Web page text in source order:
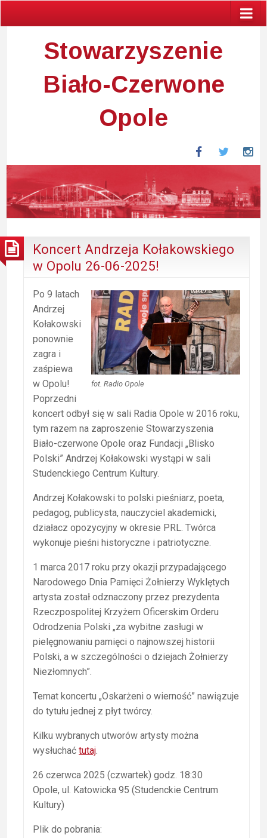
Stowarzyszenie
Biało-Czerwone
Opole
FacebookTwitter
Koncert Andrzeja Kołakowskiego
w Opolu 26-06-2025!
fot. Radio Opole
Po 9 latach
Andrzej
Kołakowski
ponownie
zagra i
zaśpiewa
w Opolu!
Poprzedni
koncert odbył się w sali Radia Opole w 2016 roku,
tym razem na zaproszenie Stowarzyszenia
Biało-czerwone Opole oraz Fundacji „Blisko
Polski” Andrzej Kołakowski wystąpi w sali
Studenckiego Centrum Kultury.
Andrzej Kołakowski to polski pieśniarz, poeta,
pedagog, publicysta, nauczyciel akademicki,
działacz opozycyjny w okresie PRL. Twórca
wykonuje pieśni historyczne i patriotyczne.
1 marca 2017 roku przy okazji przypadającego
Narodowego Dnia Pamięci Żołnierzy Wyklętych
artysta został odznaczony przez prezydenta
Rzeczpospolitej Krzyżem Oficerskim Orderu
Odrodzenia Polski „za wybitne zasługi w
pielęgnowaniu pamięci o najnowszej historii
Polski, a w szczególności o dziejach Żołnierzy
Niezłomnych”.
Temat koncertu „Oskarżeni o wierność” nawiązuje
do tytułu jednej z płyt twórcy.
Kilku wybranych utworów artysty można
wysłuchać tutaj
26 czerwca 2025 (czwartek) godz. 18:30
Opole, ul. Katowicka 95 (Studenckie Centrum
Kultury)
Plik do pobrania: